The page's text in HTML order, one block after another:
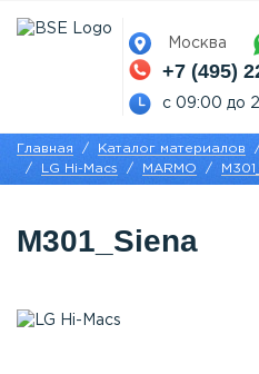
Москва
+7 (495)
с 09:00 до
Главная Каталог материалов
LG Hi-Macs
MARMO
M301_Siena